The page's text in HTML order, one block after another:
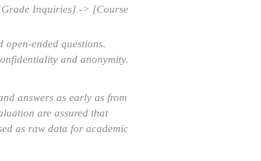
Inquiries] -> [Course
open-ended questions.
and anonymity.
answers as early as from
are assured that
as raw data for academic